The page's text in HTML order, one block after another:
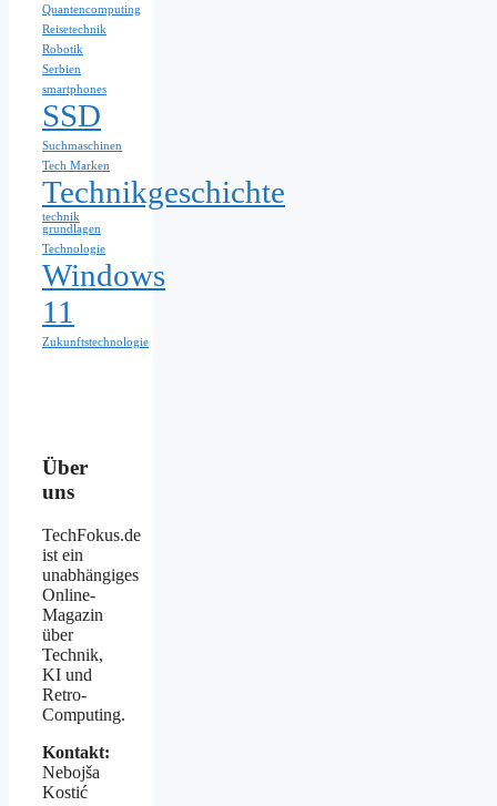
Quantencomputing
Reisetechnik
Robotik
Serbien
smartphones
SSD
Suchmaschinen
Tech Marken
Technikgeschichte
technik
grundlagen
Technologie
Windows
11
Zukunftstechnologie
Über
uns
TechFokus.de
ist ein
unabhängiges
Online-
Magazin
über
Technik,
KI und
Retro-
Computing.
Kontakt:
Nebojša
Kostić